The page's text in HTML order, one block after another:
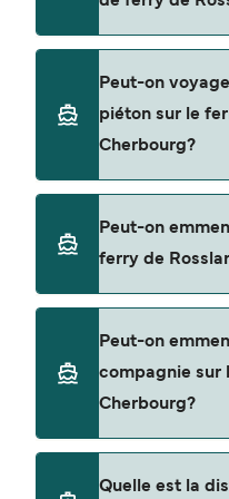
notre page d'offres
promotions
Peut-on
piéton sur le
Cherbourg?
piéton de Rosslare à
Peut-on
ferry de
Brittany Ferries
Peut-on
compagnie sur
Cherbourg?
Quelle est la